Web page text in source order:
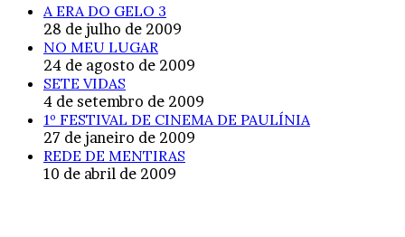
A ERA DO GELO 3
28 de julho de 2009
NO MEU LUGAR
24 de agosto de 2009
SETE VIDAS
4 de setembro de 2009
1º FESTIVAL DE CINEMA DE PAULÍNIA
27 de janeiro de 2009
REDE DE MENTIRAS
10 de abril de 2009